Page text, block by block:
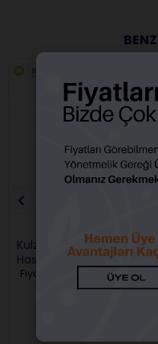
Kulzer Gluma
Hassasiyet Giderici
Fiyatları görebilmek için üye
girişi yapmalısınız.